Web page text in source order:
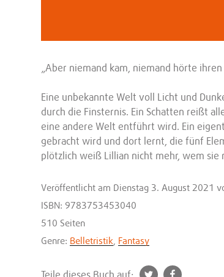
„Aber niemand kam, niemand hörte
Eine unbekannte Welt voll Licht und
durch die Finsternis. Ein Schatten reißt
eine andere Welt entführt wird. Ein
gebracht wird und dort lernt, die fünf
plötzlich weiß Lillian nicht mehr, wem sie
Veröffentlicht am Dienstag 3. August 2021
ISBN: 9783753453040
510 Seiten
Genre: Belletristik Fantasy
Teile dieses Buch auf: t f